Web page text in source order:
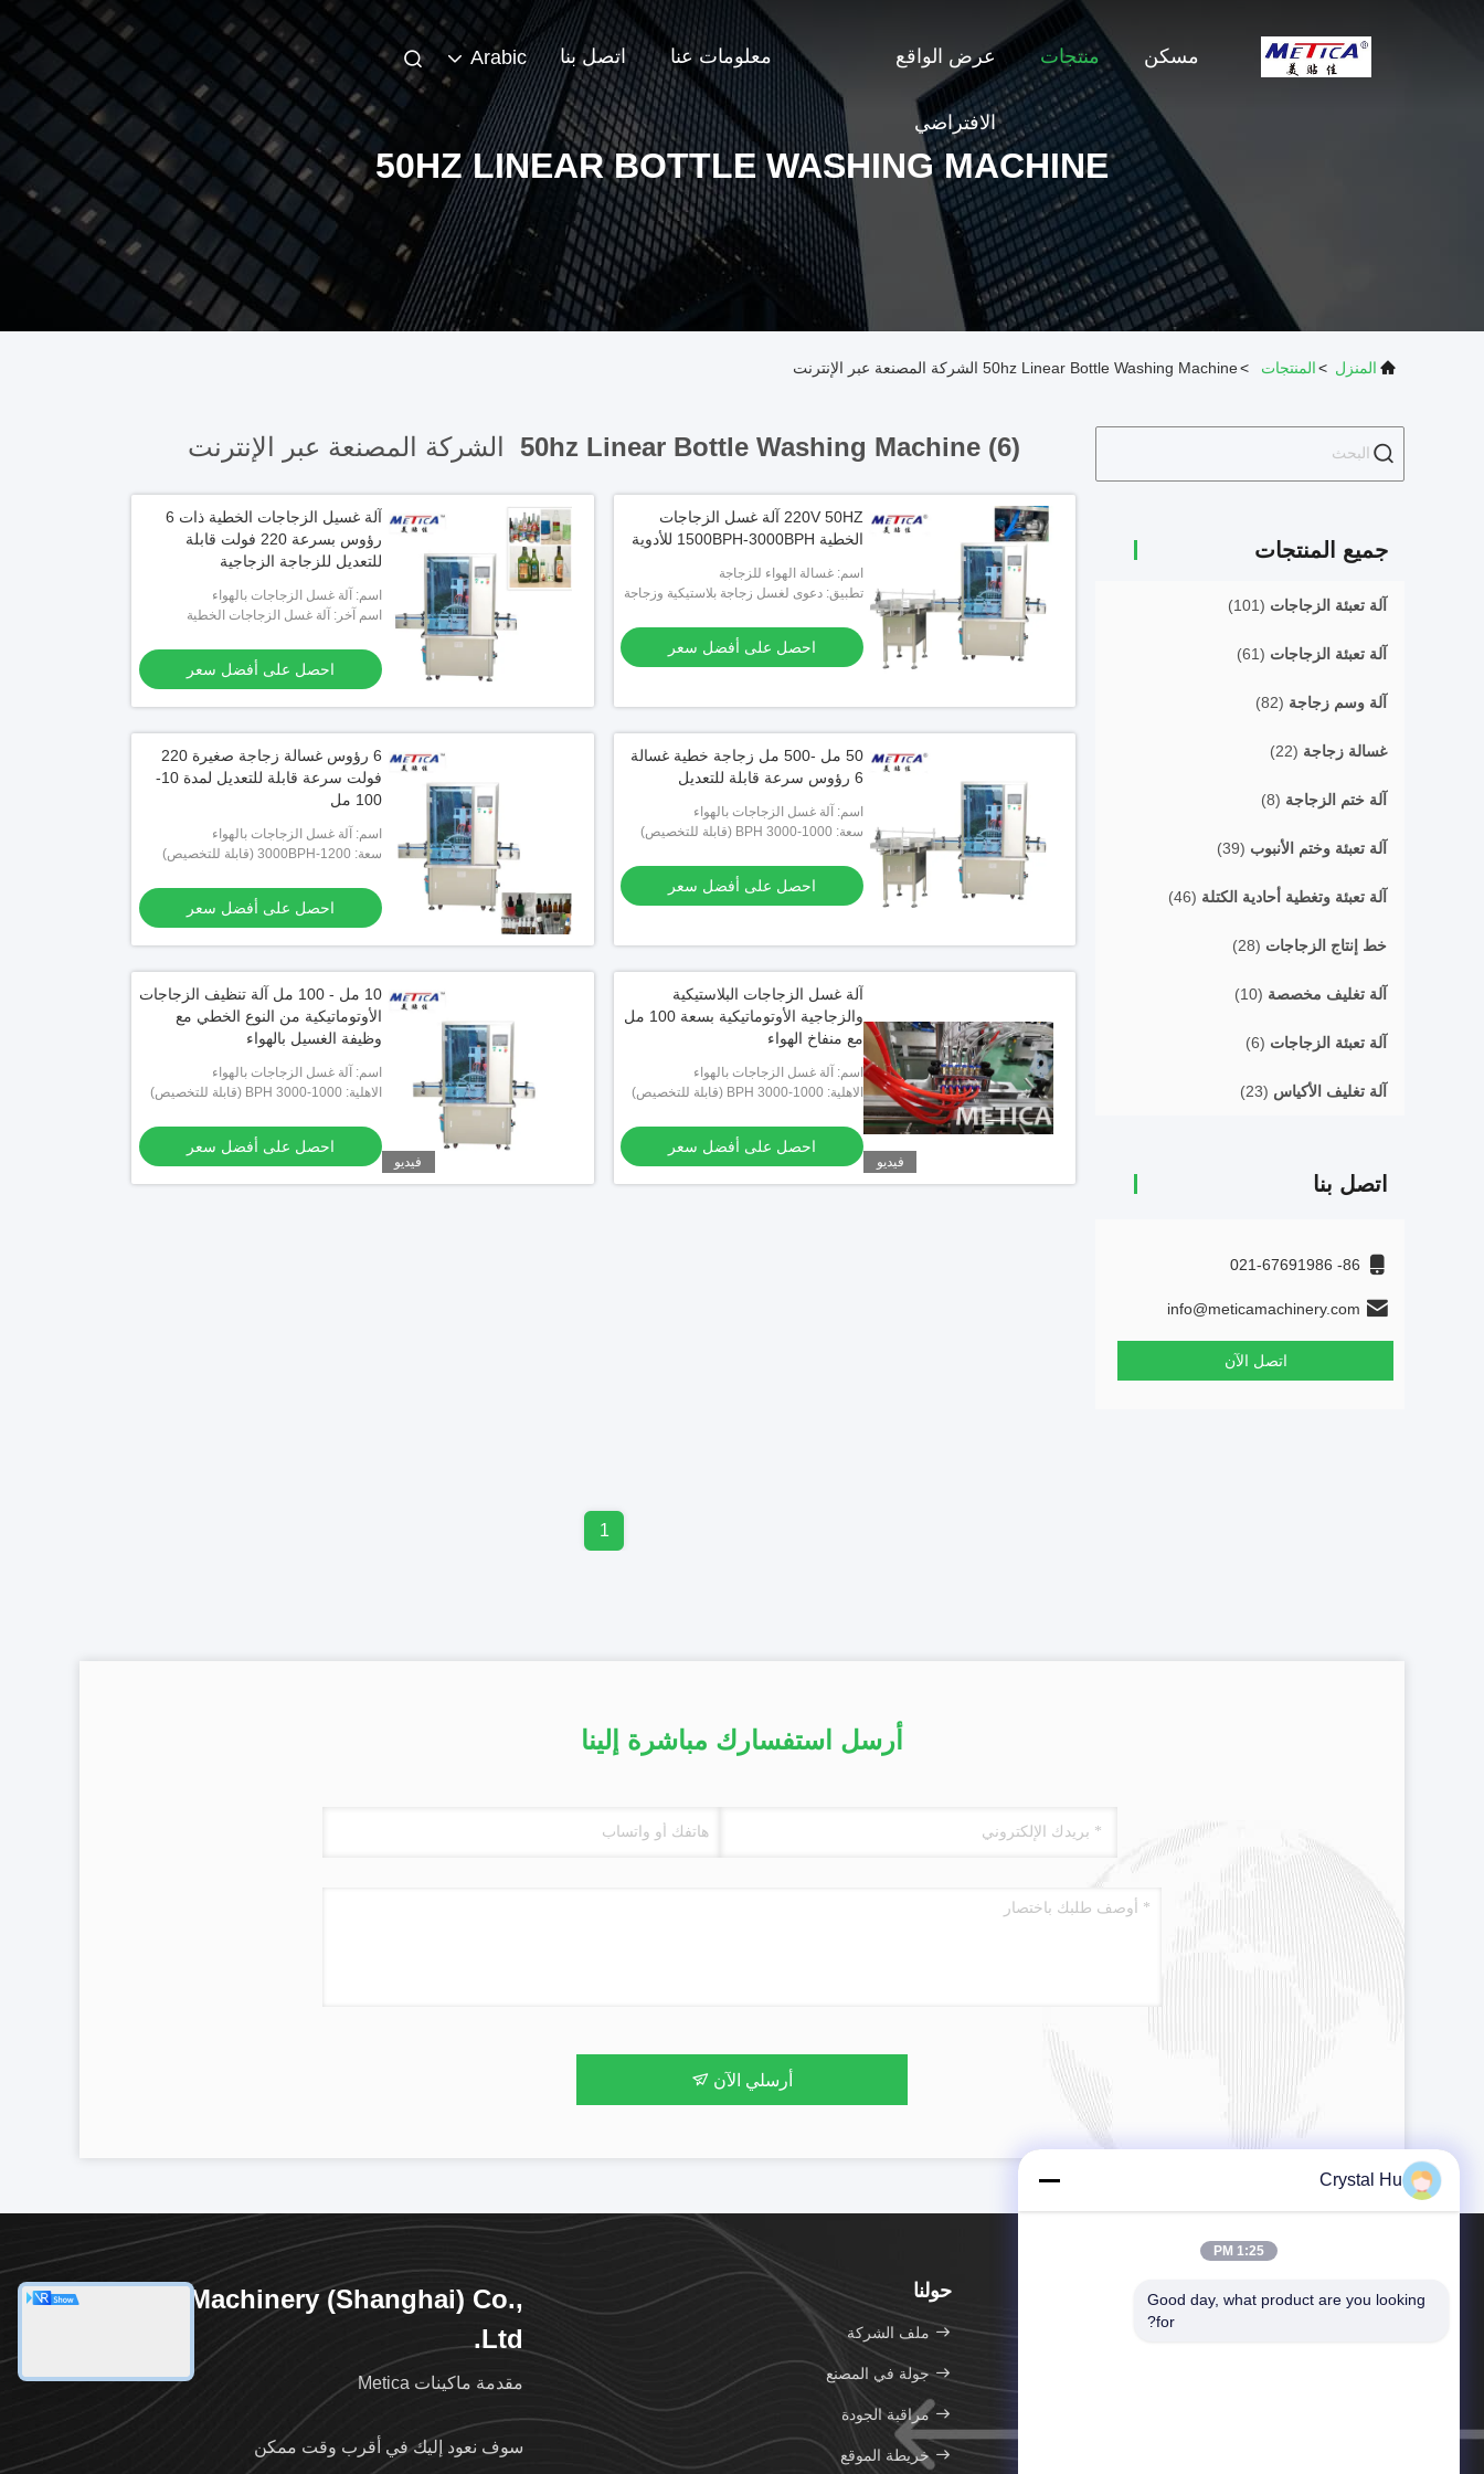
مسكن منتجات عرض الواقع
الافتراضي
معلومات عنا اتصل بنا Arabic
50HZ LINEAR BOTTLE WASHING MACHINE
المنزل >المنتجات >50hz Linear Bottle Washing Machine الشركة المصنعة عبر الإنترنت
جميع المنتجات
آلة تعبئة الزجاجات (101)
آلة تعبئة الزجاجات (61)
آلة وسم زجاجة (82)
غسالة زجاجة (22)
آلة ختم الزجاجة (8)
آلة تعبئة وختم الأنبوب (39)
آلة تعبئة وتغطية أحادية الكتلة (46)
خط إنتاج الزجاجات (28)
آلة تغليف مخصصة (10)
آلة تعبئة الزجاجات (6)
آلة تغليف الأكياس (23)
اتصل بنا
86- 021-67691986
info@meticamachinery.com
اتصل الآن
50hz Linear Bottle Washing Machine (6) الشركة المصنعة عبر الإنترنت
220V 50HZ آلة غسل الزجاجات
الخطية 1500BPH-3000BPH للأدوية
اسم: غسالة الهواء للزجاجة
تطبيق: دعوى لغسل زجاجة بلاستيكية وزجاجة
احصل على أفضل سعر
آلة غسيل الزجاجات الخطية ذات 6
رؤوس بسرعة 220 فولت قابلة
للتعديل للزجاجة الزجاجية
اسم: آلة غسل الزجاجات بالهواء
اسم آخر: آلة غسل الزجاجات الخطية
احصل على أفضل سعر
50 مل -500 مل زجاجة خطية غسالة
6 رؤوس سرعة قابلة للتعديل
اسم: آلة غسل الزجاجات بالهواء
سعة: 1000-3000 BPH (قابلة للتخصيص)
احصل على أفضل سعر
6 رؤوس غسالة زجاجة صغيرة 220
فولت سرعة قابلة للتعديل لمدة 10-
100 مل
اسم: آلة غسل الزجاجات بالهواء
سعة: 1200-3000BPH (قابلة للتخصيص)
احصل على أفضل سعر
فيديو
آلة غسل الزجاجات البلاستيكية
والزجاجية الأوتوماتيكية بسعة 100 مل
مع منفاخ الهواء
اسم: آلة غسل الزجاجات بالهواء
الاهلية: 1000-3000 BPH (قابلة للتخصيص)
احصل على أفضل سعر
فيديو
10 مل - 100 مل آلة تنظيف الزجاجات
الأوتوماتيكية من النوع الخطي مع
وظيفة الغسيل بالهواء
اسم: آلة غسل الزجاجات بالهواء
الاهلية: 1000-3000 BPH (قابلة للتخصيص)
احصل على أفضل سعر
1
أرسل استفسارك مباشرة إلينا
أرسلي الآن
حولنا
ملف الشركة
جولة في المصنع
مراقبة الجودة
خريطة الموقع
Metica Machinery (Shanghai) Co.,
Ltd.
مقدمة ماكينات Metica
سوف نعود إليك في أقرب وقت ممكن
Crystal Hu
1:25 PM
Good day, what product are you looking
for?